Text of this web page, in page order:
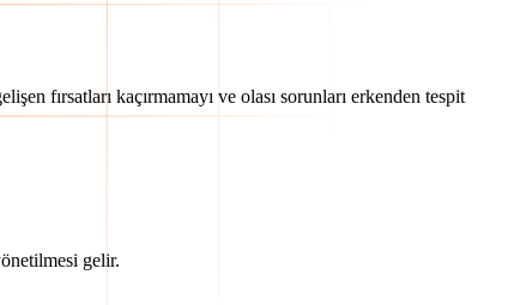
fırsatları kaçırmamayı ve olası sorunları erkenden tespit
gelir.